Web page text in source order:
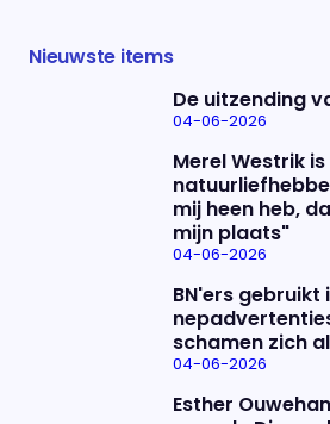
Nieuwste items
De uitzending
04-06-2026
Merel Westrik
mij heen heb,
mijn plaats"
04-06-2026
BN'ers gebruikt
schamen zich
04-06-2026
Esther